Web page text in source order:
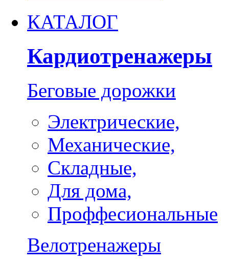
КАТАЛОГ
Кардиотренажеры
Беговые дорожки
Электрические,
Механические,
Складные,
Для дома,
Проффесиональные
Велотренажеры